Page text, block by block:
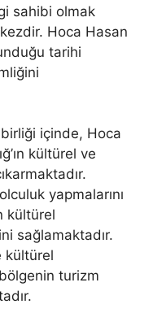
sahibi olmak
Hoca Hasan
tarihi
içinde, Hoca
kültürel ve
yapmalarını
kültürel
sağlamaktadır.
kültürel
turizm